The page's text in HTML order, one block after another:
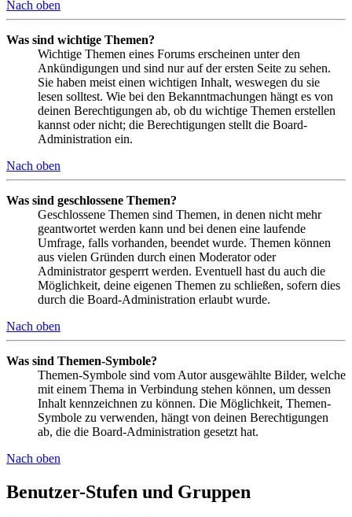
Nach oben
Was sind wichtige Themen?
Wichtige Themen eines Forums erscheinen unter den
Ankündigungen und sind nur auf der ersten Seite zu sehen.
Sie haben meist einen wichtigen Inhalt, weswegen du sie
lesen solltest. Wie bei den Bekanntmachungen hängt es von
deinen Berechtigungen ab, ob du wichtige Themen erstellen
kannst oder nicht; die Berechtigungen stellt die Board-
Administration ein.
Nach oben
Was sind geschlossene Themen?
Geschlossene Themen sind Themen, in denen nicht mehr
geantwortet werden kann und bei denen eine laufende
Umfrage, falls vorhanden, beendet wurde. Themen können
aus vielen Gründen durch einen Moderator oder
Administrator gesperrt werden. Eventuell hast du auch die
Möglichkeit, deine eigenen Themen zu schließen, sofern dies
durch die Board-Administration erlaubt wurde.
Nach oben
Was sind Themen-Symbole?
Themen-Symbole sind vom Autor ausgewählte Bilder, welche
mit einem Thema in Verbindung stehen können, um dessen
Inhalt kennzeichnen zu können. Die Möglichkeit, Themen-
Symbole zu verwenden, hängt von deinen Berechtigungen
ab, die die Board-Administration gesetzt hat.
Nach oben
Benutzer-Stufen und Gruppen